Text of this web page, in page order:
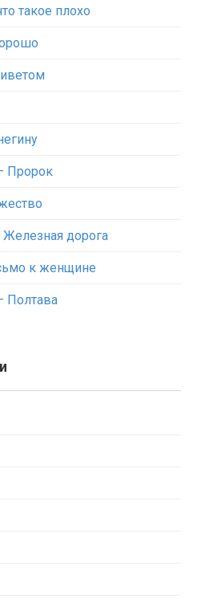
такое плохо
Пророк
дорога
к женщине
Полтава